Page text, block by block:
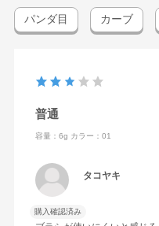
パンダ目 カーブ
普通
容量：6g カラー：01
タコヤキ
購入確認済み